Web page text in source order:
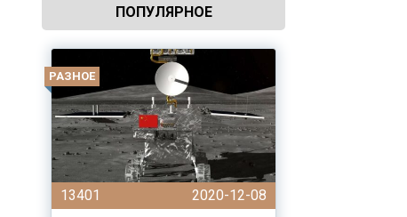
ПОПУЛЯРНОЕ
РАЗНОЕ
13401
2020-12-08